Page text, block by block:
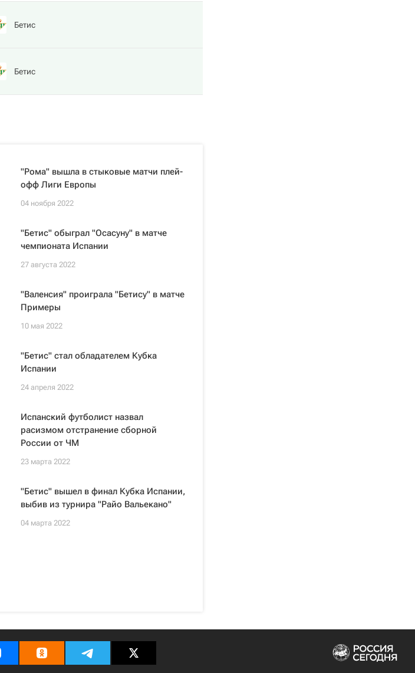
Бетис
Бетис
"Рома" вышла в стыковые матчи плей-
офф Лиги Европы
04 ноября 2022
"Бетис" обыграл "Осасуну" в матче
чемпионата Испании
27 августа 2022
"Валенсия" проиграла "Бетису" в матче
Примеры
10 мая 2022
"Бетис" стал обладателем Кубка
Испании
24 апреля 2022
Испанский футболист назвал
расизмом отстранение сборной
России от ЧМ
23 марта 2022
"Бетис" вышел в финал Кубка Испании,
выбив из турнира "Райо Вальекано"
04 марта 2022